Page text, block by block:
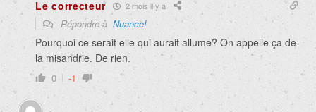
Le correcteur 2 mois il y a
Répondre à Nuance!
Pourquoi ce serait elle qui aurait allumé? On appelle ça de
la misandrie. De rien.
0 -1